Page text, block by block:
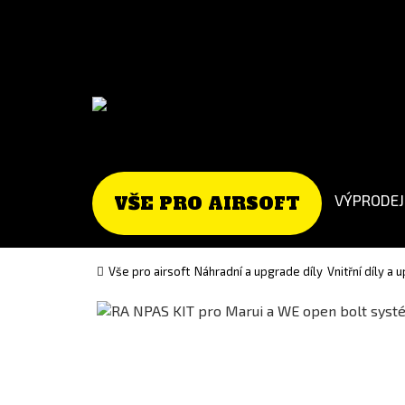
VŠE PRO AIRSOFT VÝPRODEJ
Vše pro airsoft Náhradní a upgrade díly Vnitřní díly a